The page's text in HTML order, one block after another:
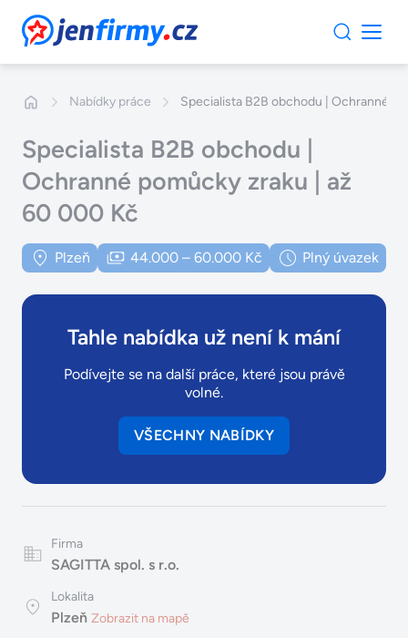
JenFirmy.cz
Nabídky práce Specialista B2B obchodu | Ochranné
Specialista B2B obchodu |
Ochranné pomůcky zraku | až
60 000 Kč
Plzeň 44.000 – 60.000 Kč Plný úvazek
Tahle nabídka už není k mání
Podívejte se na další práce, které jsou právě
volné.
VŠECHNY NABÍDKY
Firma
SAGITTA spol. s r.o.
Lokalita
Plzeň Zobrazit na mapě